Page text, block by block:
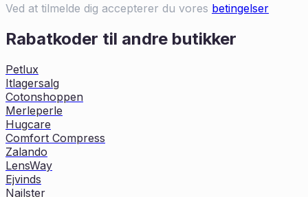
Ved at tilmelde dig accepterer du vores betingelser
Rabatkoder til andre butikker
Petlux
Itlagersalg
Cotonshoppen
Merleperle
Hugcare
Comfort Compress
Zalando
LensWay
Ejvinds
Nailster